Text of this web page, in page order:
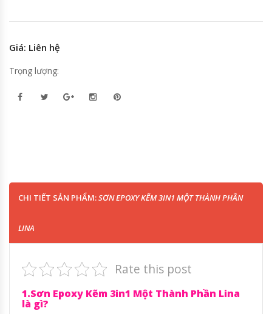
Giá: Liên hệ
Trọng lượng:
CHI TIẾT SẢN PHẨM:SƠN EPOXY KẼM 3IN1 MỘT THÀNH PHẦN
LINA
Rate this post
1.Sơn Epoxy Kẽm 3in1 Một Thành Phần Lina
là gì?